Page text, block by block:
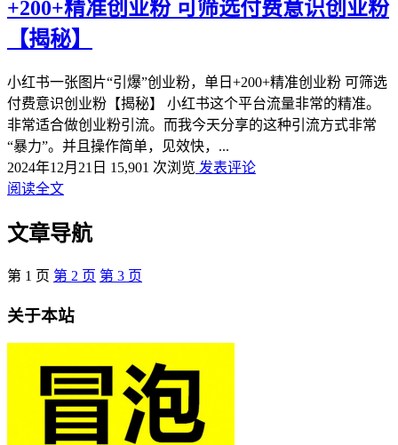
+200+精准创业粉 可筛选付费意识创业粉
【揭秘】
小红书一张图片“引爆”创业粉，单日+200+精准创业粉 可筛选
付费意识创业粉【揭秘】 小红书这个平台流量非常的精准。
非常适合做创业粉引流。而我今天分享的这种引流方式非常
“暴力”。并且操作简单，见效快，...
2024年12月21日 15,901 次浏览 发表评论
阅读全文
文章导航
第 1 页 第 2 页 第 3 页
关于本站